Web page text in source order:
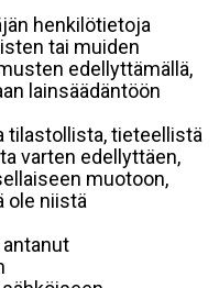
henkilötietoja
tai muiden
edellyttämällä,
lainsäädäntöön
tilastollista, tieteellistä
varten edellyttäen,
muotoon,
ole niistä